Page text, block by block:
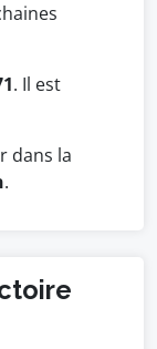
. Il est
dans la
.